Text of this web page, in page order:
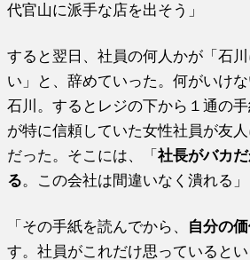
代官山に派手な店を出そう」
すると翌日、社員の何人かが「石
い」と、辞めていった。何がいけ
石川。するとレジの下から１通の手
が特に信頼していた女性社員が友
だった。そこには、「社長がバカ
る。この会社は間違いなく潰れる」
「その手紙を読んでから、 自分の
す。社員がこれだけ思っていると